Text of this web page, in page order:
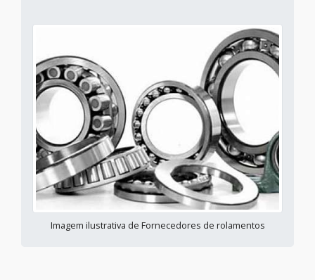
Imagem ilustrativa de Fornecedores de rolamentos